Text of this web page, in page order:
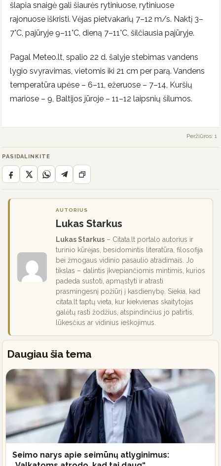
šlapia snaigė gali šiaurės rytiniuose, rytiniuose
rajonuose iškristi. Vėjas pietvakarių 7–12 m/s. Naktį 3–
7°C, pajūryje 9–11°C, dieną 7–11°C, šilčiausia pajūryje.
Pagal Meteo.lt, spalio 22 d. šalyje stebimas vandens
lygio svyravimas, vietomis iki 21 cm per parą. Vandens
temperatūra upėse – 6–11, ežeruose – 7–14, Kuršių
mariose – 9, Baltijos jūroje – 11–12 laipsnių šilumos.
Peržiūros: 1
PASIDALINKITE
AUTORIUS
Lukas Starkus
Lukas Starkus – Citata.lt portalo autorius ir
turinio kūrėjas, besidomintis literatūra, filosofija
bei žmogaus vidinio pasaulio atradimais. Jo
tikslas – dalintis įkvepiančiomis mintimis, kurios
padeda sustoti, apmąstyti ir atrasti
prasmingesnį požiūrį į kasdienybę. Siekia, kad
citata.lt taptų vieta, kur kiekvienas skaitytojas
galėtų rasti žodžius, atspindinčius jo patirtis,
lūkesčius ar vidinius ieškojimus.
Daugiau šia tema
Seimo narys apie seimūnų atlyginimus: